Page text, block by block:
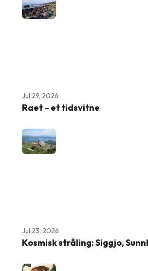
Jul 29, 2026
Raet – et tidsvitne
Jul 23, 2026
Kosmisk stråling: Siggjo,